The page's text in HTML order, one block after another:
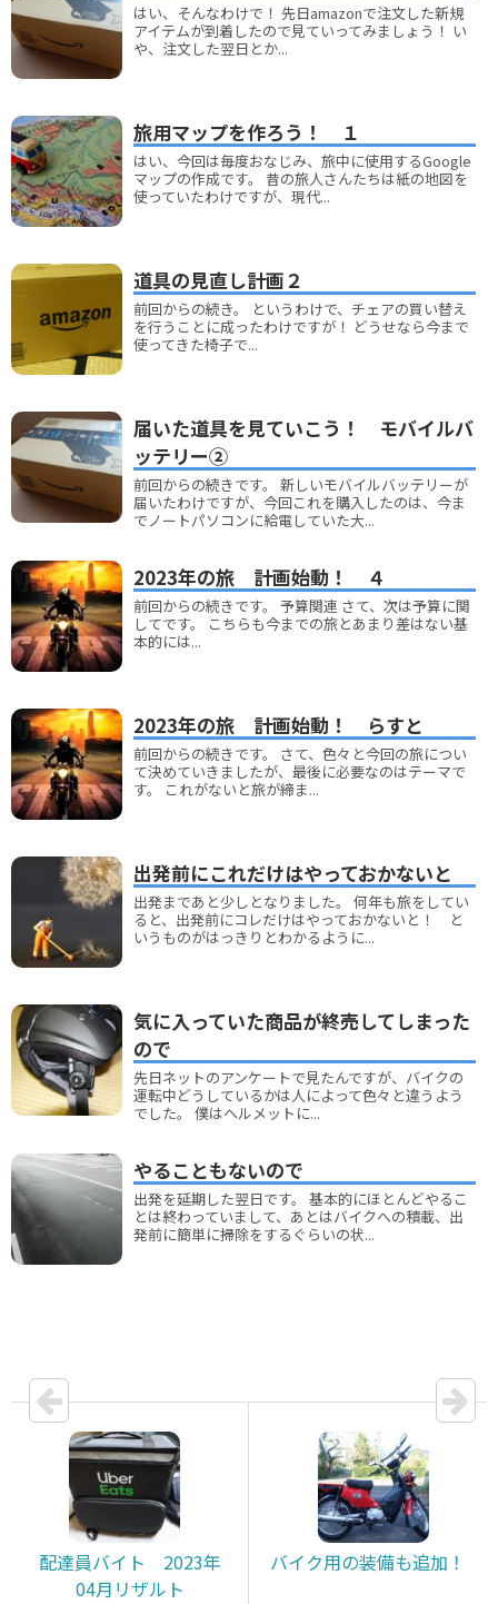
はい、そんなわけで！ 先日amazonで注文した新規
アイテムが到着したので見ていってみましょう！ い
や、注文した翌日とか...
旅用マップを作ろう！ １
はい、今回は毎度おなじみ、旅中に使用するGoogle
マップの作成です。 昔の旅人さんたちは紙の地図を
使っていたわけですが、現代...
道具の見直し計画２
前回からの続き。 というわけで、チェアの買い替え
を行うことに成ったわけですが！ どうせなら今まで
使ってきた椅子で...
届いた道具を見ていこう！ モバイルバ
ッテリー②
前回からの続きです。 新しいモバイルバッテリーが
届いたわけですが、今回これを購入したのは、今ま
でノートパソコンに給電していた大...
2023年の旅 計画始動！ ４
前回からの続きです。 予算関連 さて、次は予算に関
してです。 こちらも今までの旅とあまり差はない基
本的には...
2023年の旅 計画始動！ らすと
前回からの続きです。 さて、色々と今回の旅につい
て決めていきましたが、最後に必要なのはテーマで
す。 これがないと旅が締ま...
出発前にこれだけはやっておかないと
出発まであと少しとなりました。 何年も旅をしてい
ると、出発前にコレだけはやっておかないと！ と
いうものがはっきりとわかるように...
気に入っていた商品が終売してしまった
ので
先日ネットのアンケートで見たんですが、バイクの
運転中どうしているかは人によって色々と違うよう
でした。 僕はヘルメットに...
やることもないので
出発を延期した翌日です。 基本的にほとんどやるこ
とは終わっていまして、あとはバイクへの積載、出
発前に簡単に掃除をするぐらいの状...
配達員バイト 2023年
04月リザルト
バイク用の装備も追加！